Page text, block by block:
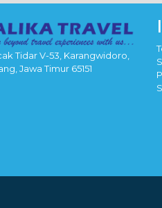
Tidar V-53, Karangwidoro,
Jawa Timur 65151